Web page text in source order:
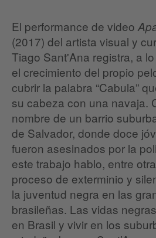
El performance de video
(2017) del artista visual y
Tiago Sant'Ana registra, a
el crecimiento del propio
cubrir la palabra “Cabula”
su cabeza con una navaja.
nombre de un barrio
de Salvador, donde doce
fueron asesinados por la
este trabajo hablo, entre
proceso de exterminio y
la juventud negra en las
brasileñas. Las vidas
en Brasil y vivir en los